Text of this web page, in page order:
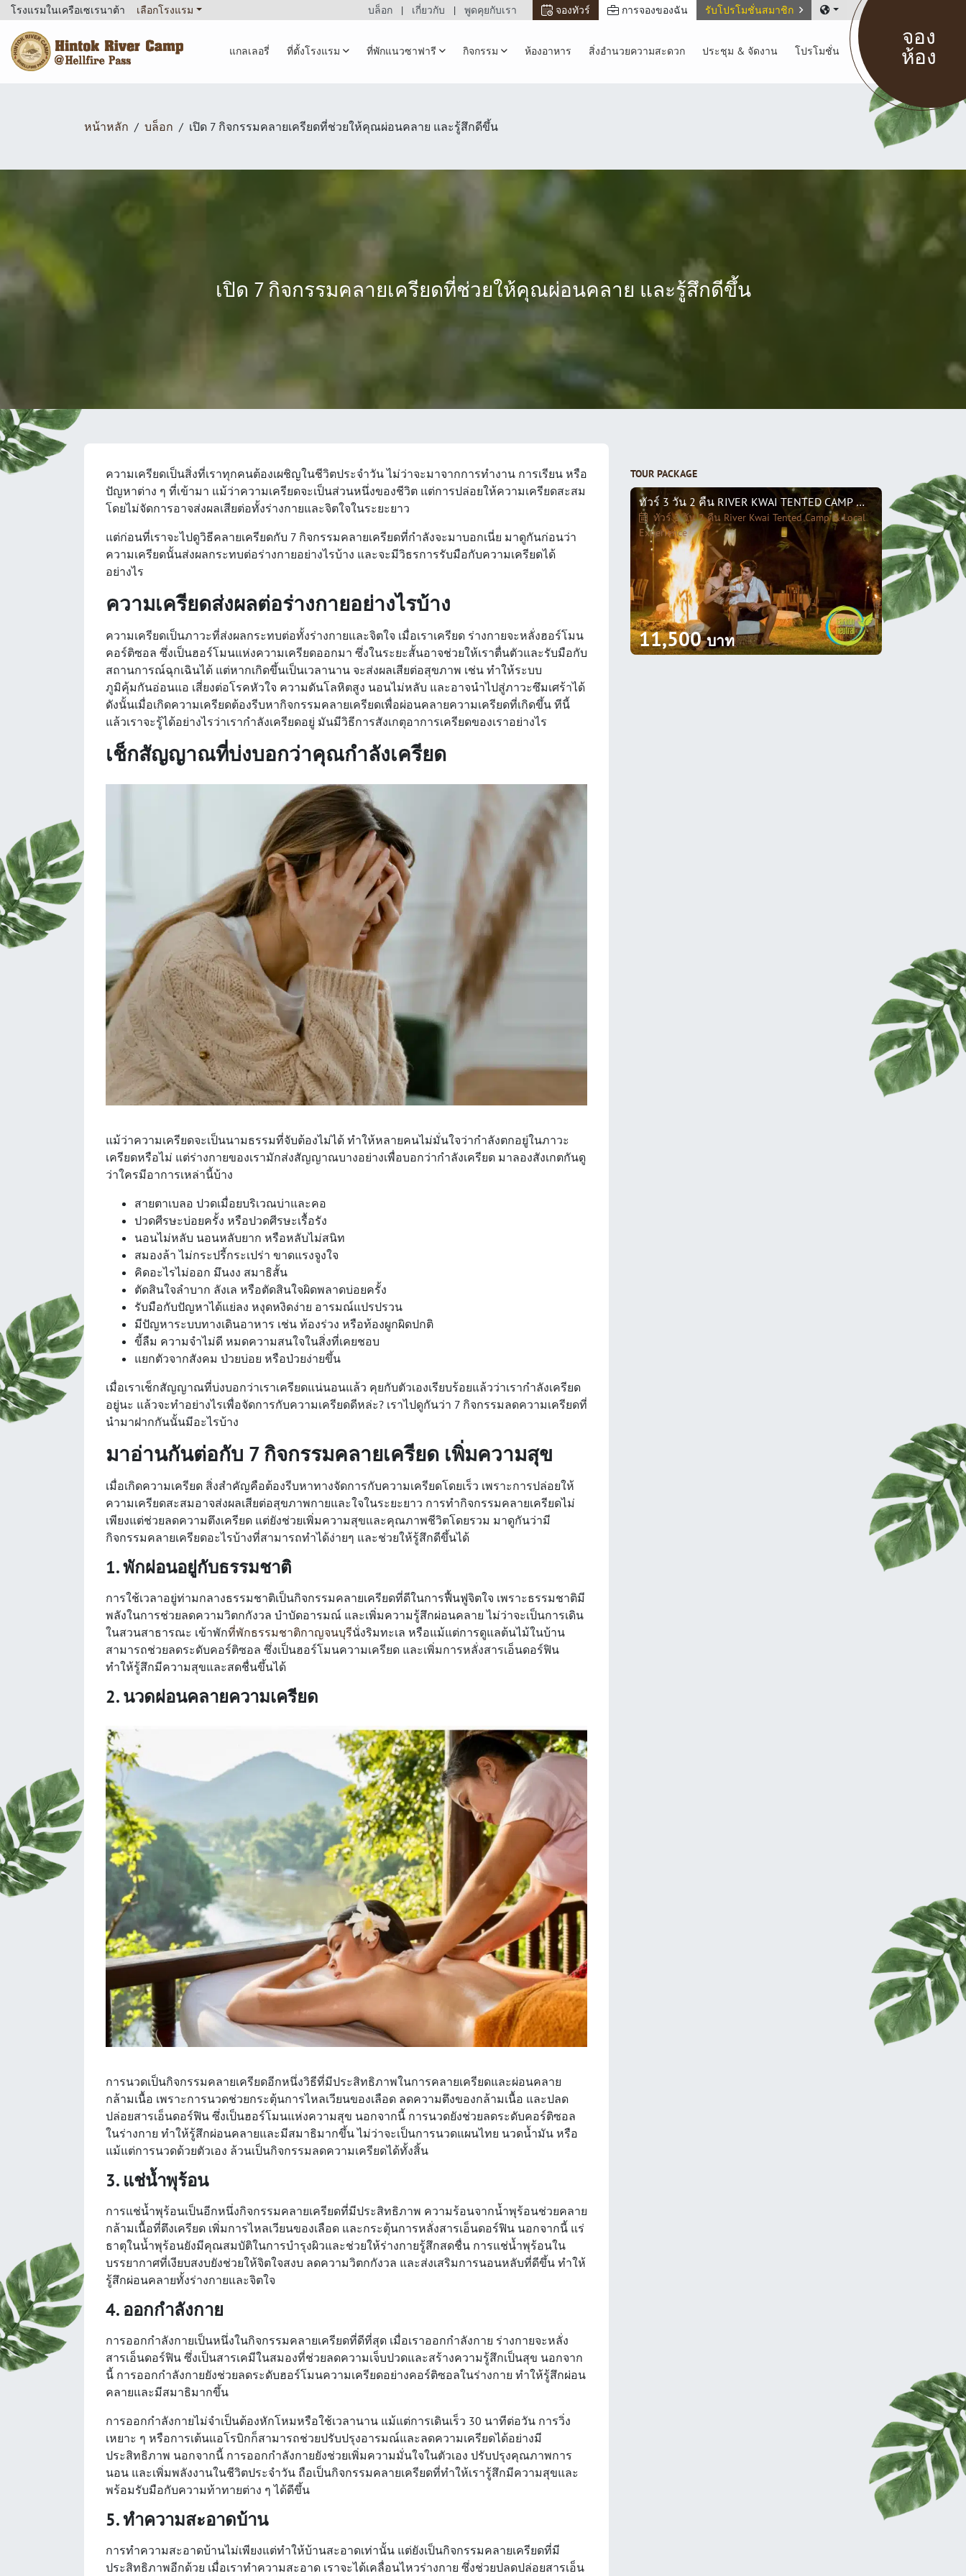
โรงแรมในเครือเซเรนาต้า เลือกโรงแรม บล็อก เกี่ยวกับ พูดคุยกับเรา จองทัวร์ การจองของฉัน รับโปรโมชั่นสมาชิก
แกลเลอรี่ ที่ตั้งโรงแรม ที่พักแนวซาฟารี กิจกรรม ห้องอาหาร สิ่งอำนวยความสะดวก ประชุม & จัดงาน โปรโมชั่น
หน้าหลัก บล็อก เปิด 7 กิจกรรมคลายเครียดที่ช่วยให้คุณผ่อนคลาย และรู้สึกดีขึ้น
เปิด 7 กิจกรรมคลายเครียดที่ช่วยให้คุณผ่อนคลาย และรู้สึกดีขึ้น
ความเครียดเป็นสิ่งที่เราทุกคนต้องเผชิญในชีวิตประจำวัน ไม่ว่าจะมาจากการทำงาน การเรียน หรือ
ปัญหาต่าง ๆ ที่เข้ามา แม้ว่าความเครียดจะเป็นส่วนหนึ่งของชีวิต แต่การปล่อยให้ความเครียดสะสม
โดยไม่จัดการอาจส่งผลเสียต่อทั้งร่างกายและจิตใจในระยะยาว
แต่ก่อนที่เราจะไปดูวิธีคลายเครียดกับ 7 กิจกรรมคลายเครียดที่กำลังจะมาบอกเนี่ย มาดูกันก่อนว่า
ความเครียดนั้นส่งผลกระทบต่อร่างกายอย่างไรบ้าง และจะมีวิธรการรับมือกับความเครียดได้
อย่างไร
ความเครียดส่งผลต่อร่างกายอย่างไรบ้าง
ความเครียดเป็นภาวะที่ส่งผลกระทบต่อทั้งร่างกายและจิตใจ เมื่อเราเครียด ร่างกายจะหลั่งฮอร์โมน
คอร์ติซอล ซึ่งเป็นฮอร์โมนแห่งความเครียดออกมา ซึ่งในระยะสั้นอาจช่วยให้เราตื่นตัวและรับมือกับ
สถานการณ์ฉุกเฉินได้ แต่หากเกิดขึ้นเป็นเวลานาน จะส่งผลเสียต่อสุขภาพ เช่น ทำให้ระบบ
ภูมิคุ้มกันอ่อนแอ เสี่ยงต่อโรคหัวใจ ความดันโลหิตสูง นอนไม่หลับ และอาจนำไปสู่ภาวะซึมเศร้าได้
ดังนั้นเมื่อเกิดความเครียดต้องรีบหากิจกรรมคลายเครียดเพื่อผ่อนคลายความเครียดที่เกิดขึ้น ทีนี้
แล้วเราจะรู้ได้อย่างไรว่าเรากำลังเครียดอยู่ มันมีวิธีการสังเกตุอาการเครียดของเราอย่างไร
เช็กสัญญาณที่บ่งบอกว่าคุณกำลังเครียด
แม้ว่าความเครียดจะเป็นนามธรรมที่จับต้องไม่ได้ ทำให้หลายคนไม่มั่นใจว่ากำลังตกอยู่ในภาวะ
เครียดหรือไม่ แต่ร่างกายของเรามักส่งสัญญาณบางอย่างเพื่อบอกว่ากำลังเครียด มาลองสังเกตกันดู
ว่าใครมีอาการเหล่านี้บ้าง
สายตาเบลอ ปวดเมื่อยบริเวณบ่าและคอ
ปวดศีรษะบ่อยครั้ง หรือปวดศีรษะเรื้อรัง
นอนไม่หลับ นอนหลับยาก หรือหลับไม่สนิท
สมองล้า ไม่กระปรี้กระเปร่า ขาดแรงจูงใจ
คิดอะไรไม่ออก มึนงง สมาธิสั้น
ตัดสินใจลำบาก ลังเล หรือตัดสินใจผิดพลาดบ่อยครั้ง
รับมือกับปัญหาได้แย่ลง หงุดหงิดง่าย อารมณ์แปรปรวน
มีปัญหาระบบทางเดินอาหาร เช่น ท้องร่วง หรือท้องผูกผิดปกติ
ขี้ลืม ความจำไม่ดี หมดความสนใจในสิ่งที่เคยชอบ
แยกตัวจากสังคม ป่วยบ่อย หรือป่วยง่ายขึ้น
เมื่อเราเช็กสัญญาณที่บ่งบอกว่าเราเครียดแน่นอนแล้ว คุยกับตัวเองเรียบร้อยแล้วว่าเรากำลังเครียด
อยู่นะ แล้วจะทำอย่างไรเพื่อจัดการกับความเครียดดีหล่ะ? เราไปดูกันว่า 7 กิจกรรมลดความเครียดที่
นำมาฝากกันนั้นมีอะไรบ้าง
มาอ่านกันต่อกับ 7 กิจกรรมคลายเครียด เพิ่มความสุข
เมื่อเกิดความเครียด สิ่งสำคัญคือต้องรีบหาทางจัดการกับความเครียดโดยเร็ว เพราะการปล่อยให้
ความเครียดสะสมอาจส่งผลเสียต่อสุขภาพกายและใจในระยะยาว การทำกิจกรรมคลายเครียดไม่
เพียงแต่ช่วยลดความตึงเครียด แต่ยังช่วยเพิ่มความสุขและคุณภาพชีวิตโดยรวม มาดูกันว่ามี
กิจกรรมคลายเครียดอะไรบ้างที่สามารถทำได้ง่ายๆ และช่วยให้รู้สึกดีขึ้นได้
1. พักผ่อนอยู่กับธรรมชาติ
การใช้เวลาอยู่ท่ามกลางธรรมชาติเป็นกิจกรรมคลายเครียดที่ดีในการฟื้นฟูจิตใจ เพราะธรรมชาติมี
พลังในการช่วยลดความวิตกกังวล บำบัดอารมณ์ และเพิ่มความรู้สึกผ่อนคลาย ไม่ว่าจะเป็นการเดิน
ในสวนสาธารณะ เข้าพักที่พักธรรมชาติกาญจนบุรีนั่งริมทะเล หรือแม้แต่การดูแลต้นไม้ในบ้าน
สามารถช่วยลดระดับคอร์ติซอล ซึ่งเป็นฮอร์โมนความเครียด และเพิ่มการหลั่งสารเอ็นดอร์ฟิน
ทำให้รู้สึกมีความสุขและสดชื่นขึ้นได้
2. นวดผ่อนคลายความเครียด
การนวดเป็นกิจกรรมคลายเครียดอีกหนึ่งวิธีที่มีประสิทธิภาพในการคลายเครียดและผ่อนคลาย
กล้ามเนื้อ เพราะการนวดช่วยกระตุ้นการไหลเวียนของเลือด ลดความตึงของกล้ามเนื้อ และปลด
ปล่อยสารเอ็นดอร์ฟิน ซึ่งเป็นฮอร์โมนแห่งความสุข นอกจากนี้ การนวดยังช่วยลดระดับคอร์ติซอล
ในร่างกาย ทำให้รู้สึกผ่อนคลายและมีสมาธิมากขึ้น ไม่ว่าจะเป็นการนวดแผนไทย นวดน้ำมัน หรือ
แม้แต่การนวดด้วยตัวเอง ล้วนเป็นกิจกรรมลดความเครียดได้ทั้งสิ้น
3. แช่น้ำพุร้อน
การแช่น้ำพุร้อนเป็นอีกหนึ่งกิจกรรมคลายเครียดที่มีประสิทธิภาพ ความร้อนจากน้ำพุร้อนช่วยคลาย
กล้ามเนื้อที่ตึงเครียด เพิ่มการไหลเวียนของเลือด และกระตุ้นการหลั่งสารเอ็นดอร์ฟิน นอกจากนี้ แร่
ธาตุในน้ำพุร้อนยังมีคุณสมบัติในการบำรุงผิวและช่วยให้ร่างกายรู้สึกสดชื่น การแช่น้ำพุร้อนใน
บรรยากาศที่เงียบสงบยังช่วยให้จิตใจสงบ ลดความวิตกกังวล และส่งเสริมการนอนหลับที่ดีขึ้น ทำให้
รู้สึกผ่อนคลายทั้งร่างกายและจิตใจ
4. ออกกำลังกาย
การออกกำลังกายเป็นหนึ่งในกิจกรรมคลายเครียดที่ดีที่สุด เมื่อเราออกกำลังกาย ร่างกายจะหลั่ง
สารเอ็นดอร์ฟิน ซึ่งเป็นสารเคมีในสมองที่ช่วยลดความเจ็บปวดและสร้างความรู้สึกเป็นสุข นอกจาก
นี้ การออกกำลังกายยังช่วยลดระดับฮอร์โมนความเครียดอย่างคอร์ติซอลในร่างกาย ทำให้รู้สึกผ่อน
คลายและมีสมาธิมากขึ้น
การออกกำลังกายไม่จำเป็นต้องหักโหมหรือใช้เวลานาน แม้แต่การเดินเร็ว 30 นาทีต่อวัน การวิ่ง
เหยาะ ๆ หรือการเต้นแอโรบิกก็สามารถช่วยปรับปรุงอารมณ์และลดความเครียดได้อย่างมี
ประสิทธิภาพ นอกจากนี้ การออกกำลังกายยังช่วยเพิ่มความมั่นใจในตัวเอง ปรับปรุงคุณภาพการ
นอน และเพิ่มพลังงานในชีวิตประจำวัน ถือเป็นกิจกรรมคลายเครียดที่ทำให้เรารู้สึกมีความสุขและ
พร้อมรับมือกับความท้าทายต่าง ๆ ได้ดีขึ้น
5. ทำความสะอาดบ้าน
การทำความสะอาดบ้านไม่เพียงแต่ทำให้บ้านสะอาดเท่านั้น แต่ยังเป็นกิจกรรมคลายเครียดที่มี
ประสิทธิภาพอีกด้วย เมื่อเราทำความสะอาด เราจะได้เคลื่อนไหวร่างกาย ซึ่งช่วยปลดปล่อยสารเอ็น
TOUR PACKAGE
ทัวร์ 3 วัน 2 คืน RIVER KWAI TENTED CAMP & LOCAL
ทัวร์ 3 วัน 2 คืน River Kwai Tented Camp & Local
Experience
11,500บาท
จอง
ห้อง